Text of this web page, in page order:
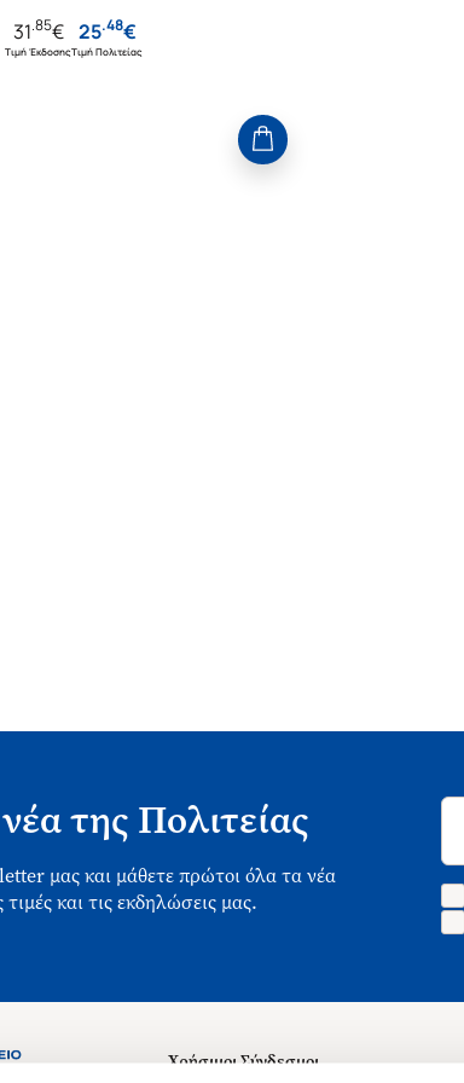
31.85€
Τιμή Έκδοσης
25.48€
Τιμή Πολιτείας
της Πολιτείας
μας και μάθετε πρώτοι όλα τα νέα
τιμές και τις εκδηλώσεις μας.
Χρήσιμοι Σύνδεσμοι